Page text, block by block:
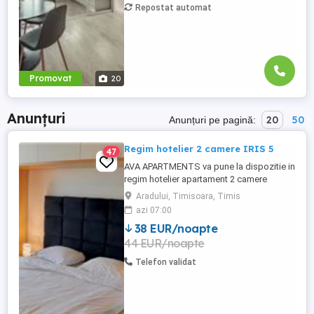
Promovat 20
McDonald's. Zamca Bulevardul 1 Mai
Obcini ...
Repostat automat
Anunțuri Anunțuri pe pagină: 20 50
47 Regim hotelier 2 camere IRIS 5
AVA APARTMENTS va pune la dispozitie in
regim hotelier apartament 2 camere
decomandat, complet echipat si mobilat,
in complex rezidential IRIS, aproape de
Iulius Town. Pentru decont oferim e-
Factura. Pretul afisat este pentru minim 5
nopti de cazare.
Aradului, Timisoara, Timis
azi 07:00
38 EUR/noapte
44 EUR/noapte
Telefon validat